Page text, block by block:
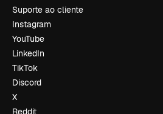
Suporte ao cliente
Instagram
YouTube
LinkedIn
TikTok
Discord
X
Reddit